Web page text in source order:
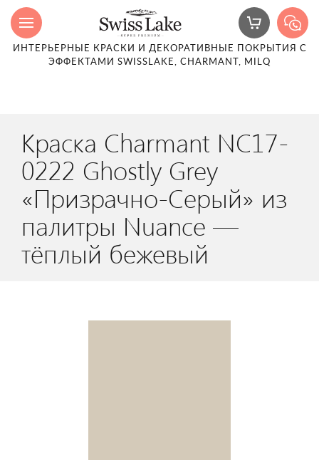
ИНТЕРЬЕРНЫЕ КРАСКИ И ДЕКОРАТИВНЫЕ ПОКРЫТИЯ С
ЭФФЕКТАМИ SWISSLAKE, CHARMANT, MILQ
Краска Charmant NC17-
0222 Ghostly Grey
«Призрачно-Серый» из
палитры Nuance —
тёплый бежевый